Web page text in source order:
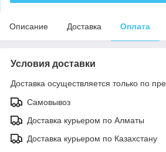
Описание Доставка Оплата
Условия доставки
Доставка осуществляется только по
Самовывоз
Доставка курьером по Алматы
Доставка курьером по Казахстану